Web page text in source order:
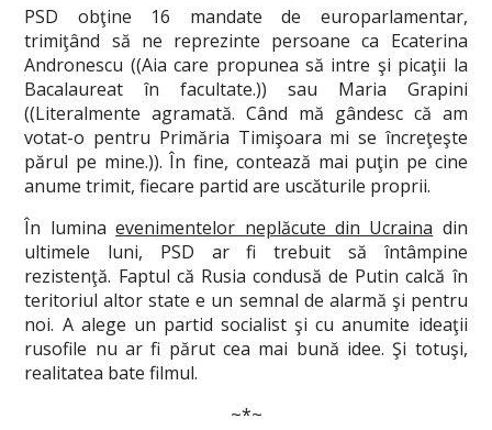
PSD obţine 16 mandate de europarlamentar,
trimiţând să ne reprezinte persoane ca Ecaterina
Andronescu ((Aia care propunea să intre şi picaţii la
Bacalaureat în facultate.)) sau Maria Grapini
((Literalmente agramată. Când mă gândesc că am
votat-o pentru Primăria Timişoara mi se încreţeşte
părul pe mine.)). În fine, contează mai puţin pe cine
anume trimit, fiecare partid are uscăturile proprii.
În luminaevenimentelor neplăcute din Ucraina din
ultimele luni, PSD ar fi trebuit să întâmpine
rezistenţă. Faptul că Rusia condusă de Putin calcă în
teritoriul altor state e un semnal de alarmă şi pentru
noi. A alege un partid socialist şi cu anumite ideaţii
rusofile nu ar fi părut cea mai bună idee. Şi totuşi,
realitatea bate filmul.
~*~